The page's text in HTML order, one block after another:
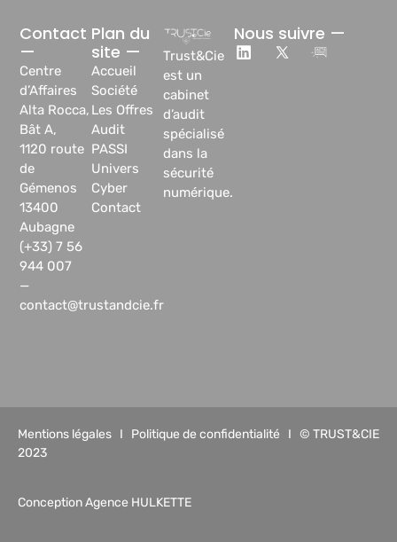
Trust&Cie
est un
cabinet
d’audit
spécialisé
dans la
sécurité
numérique.
Plan du
site —
Accueil
Société
Les Offres
Audit
PASSI
Univers
Cyber
Contact
Contact
—
Centre
d’Affaires
Alta Rocca,
Bât A,
1120 route
de
Gémenos
13400
Aubagne
(+33) 7 56
944 007
—
contact@trustandcie.fr
Nous suivre —
Mentions légales I Politique de confidentialité I © TRUST&CIE
2023
Conception Agence HULKETTE